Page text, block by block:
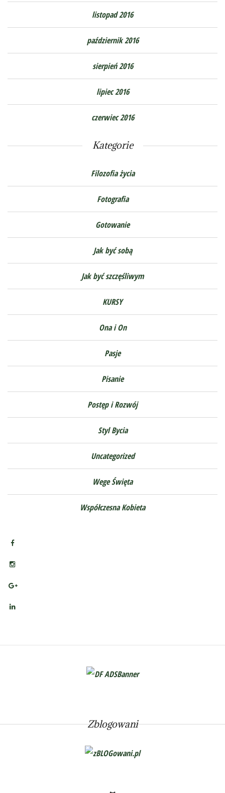
listopad 2016
październik 2016
sierpień 2016
lipiec 2016
czerwiec 2016
Kategorie
Filozofia życia
Fotografia
Gotowanie
Jak być sobą
Jak być szczęśliwym
KURSY
Ona i On
Pasje
Pisanie
Postęp i Rozwój
Styl Bycia
Uncategorized
Wege Święta
Współczesna Kobieta
Zblogowani